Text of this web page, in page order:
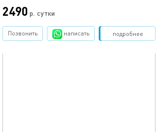
2490 р. сутки
подробнее
Позвонить написать Забронировать